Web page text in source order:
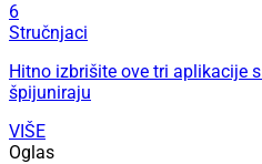
6
Stručnjaci
Hitno izbrišite ove tri aplikacije
špijuniraju
VIŠE
Oglas